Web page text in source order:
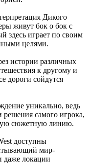
Дикого
живут бок о бок с
здесь играет по своим
целями.
истории различных
к другому и
дороги сойдутся
уникально, ведь
самого игрока,
сюжетную линию.
доступны
мир-
даже локации